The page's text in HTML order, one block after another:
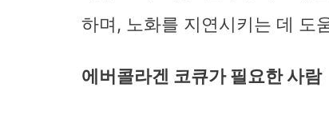
하며, 노화를 지연시키는 데 도
에버콜라겐 코큐가 필요한 사람